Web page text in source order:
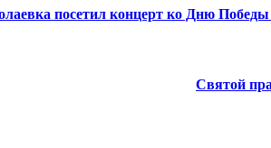
посетил концерт ко Дню
Святой